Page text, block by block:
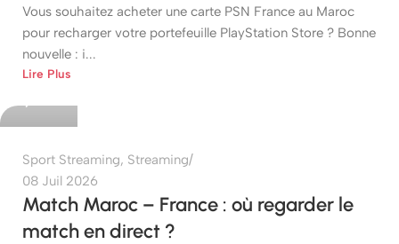
Vous souhaitez acheter une carte PSN France au Maroc
pour recharger votre portefeuille PlayStation Store ? Bonne
nouvelle : i...
Lire Plus
etshop
Sport Streaming, Streaming
08 Juil 2026
Match Maroc – France : où regarder le
match en direct ?